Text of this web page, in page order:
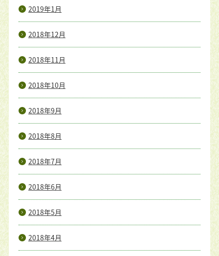
2019年1月
2018年12月
2018年11月
2018年10月
2018年9月
2018年8月
2018年7月
2018年6月
2018年5月
2018年4月